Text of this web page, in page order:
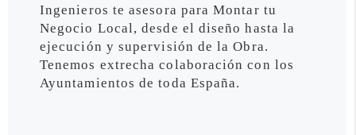
Ingenieros te asesora para Montar tu
Negocio Local, desde el diseño hasta la
ejecución y supervisión de la Obra.
Tenemos extrecha colaboración con los
Ayuntamientos de toda España.